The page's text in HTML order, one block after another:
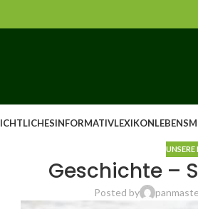
INFORMATIVLEXIKON
UNSERE
Geschichte –
Posted by